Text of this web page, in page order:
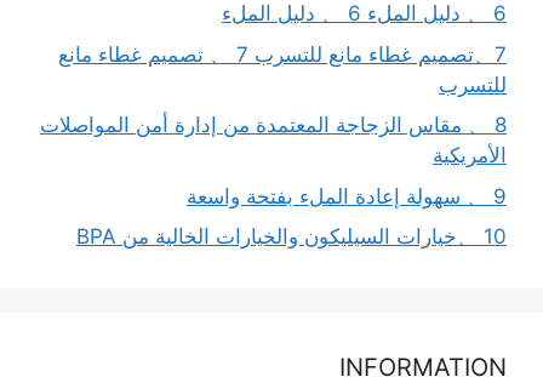
6 、 دليل الملء 6 、 دليل الملء
7、تصميم غطاء مانع للتسرب 7 、 تصميم غطاء مانع
للتسرب
8 、 مقاس الزجاجة المعتمدة من إدارة أمن المواصلات
الأمريكية
9 、 سهولة إعادة الملء بفتحة واسعة
10 、خيارات السيليكون والخيارات الخالية من BPA
INFORMATION